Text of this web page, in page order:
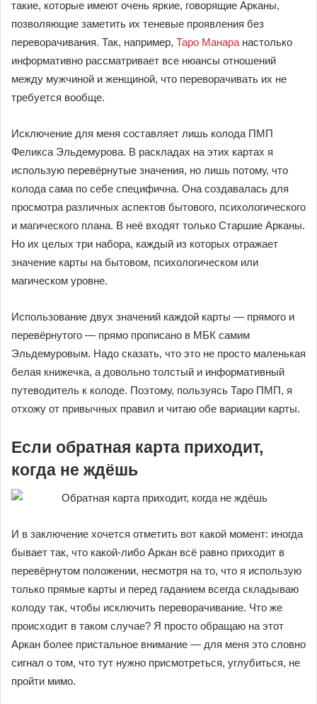
такие, которые имеют очень яркие, говорящие Арканы,
позволяющие заметить их теневые проявления без
переворачивания. Так, например, Таро Манара настолько
информативно рассматривает все нюансы отношений
между мужчиной и женщиной, что переворачивать их не
требуется вообще.
Исключение для меня составляет лишь колода ПМП
Феликса Эльдемурова. В раскладах на этих картах я
использую перевёрнутые значения, но лишь потому, что
колода сама по себе специфична. Она создавалась для
просмотра различных аспектов бытового, психологического
и магического плана. В неё входят только Старшие Арканы.
Но их целых три набора, каждый из которых отражает
значение карты на бытовом, психологическом или
магическом уровне.
Использование двух значений каждой карты — прямого и
перевёрнутого — прямо прописано в МБК самим
Эльдемуровым. Надо сказать, что это не просто маленькая
белая книжечка, а довольно толстый и информативный
путеводитель к колоде. Поэтому, пользуясь Таро ПМП, я
отхожу от привычных правил и читаю обе вариации карты.
Если обратная карта приходит,
когда не ждёшь
И в заключение хочется отметить вот какой момент: иногда
бывает так, что какой-либо Аркан всё равно приходит в
перевёрнутом положении, несмотря на то, что я использую
только прямые карты и перед гаданием всегда складываю
колоду так, чтобы исключить переворачивание. Что же
происходит в таком случае? Я просто обращаю на этот
Аркан более пристальное внимание — для меня это словно
сигнал о том, что тут нужно присмотреться, углубиться, не
пройти мимо.